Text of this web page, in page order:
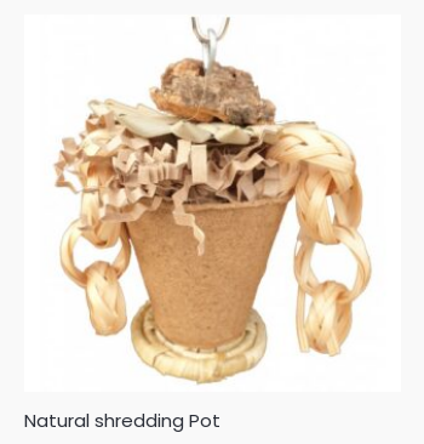
Natural shredding Pot